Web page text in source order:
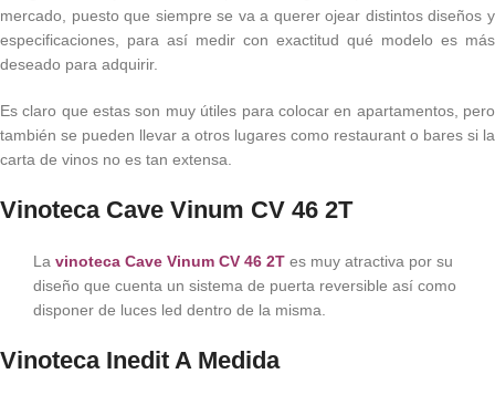
mercado, puesto que siempre se va a querer ojear distintos diseños y
especificaciones, para así medir con exactitud qué modelo es más
deseado para adquirir.
Es claro que estas son muy útiles para colocar en apartamentos, pero
también se pueden llevar a otros lugares como restaurant o bares si la
carta de vinos no es tan extensa.
Vinoteca Cave Vinum CV 46 2T
La vinoteca Cave Vinum CV 46 2T es muy atractiva por su
diseño que cuenta un sistema de puerta reversible así como
disponer de luces led dentro de la misma.
Vinoteca Inedit A Medida